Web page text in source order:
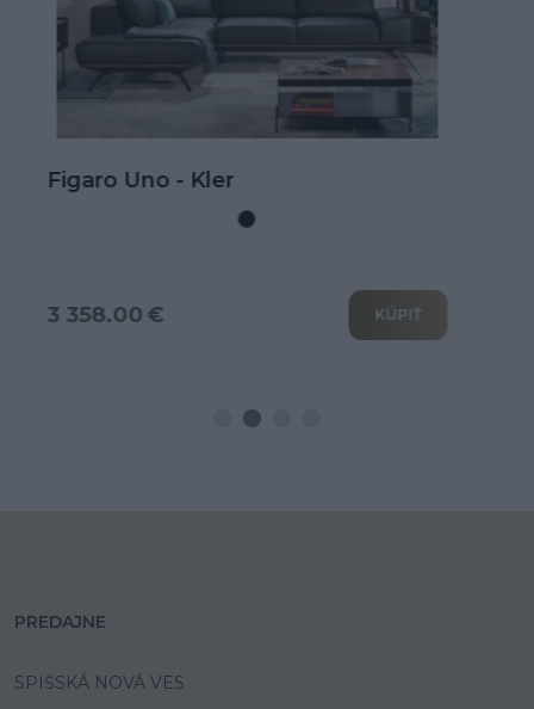
Kožená rohová sedačka Goya s
rozkladom na spanie
3 802.00 € KÚPIŤ
PREDAJNE
SPIŠSKÁ NOVÁ VES